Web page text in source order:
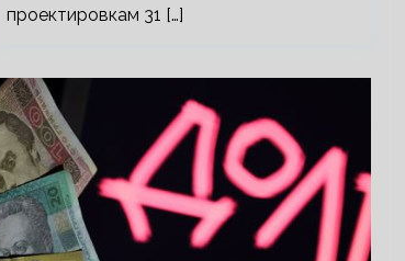
проектировкам 31 […]